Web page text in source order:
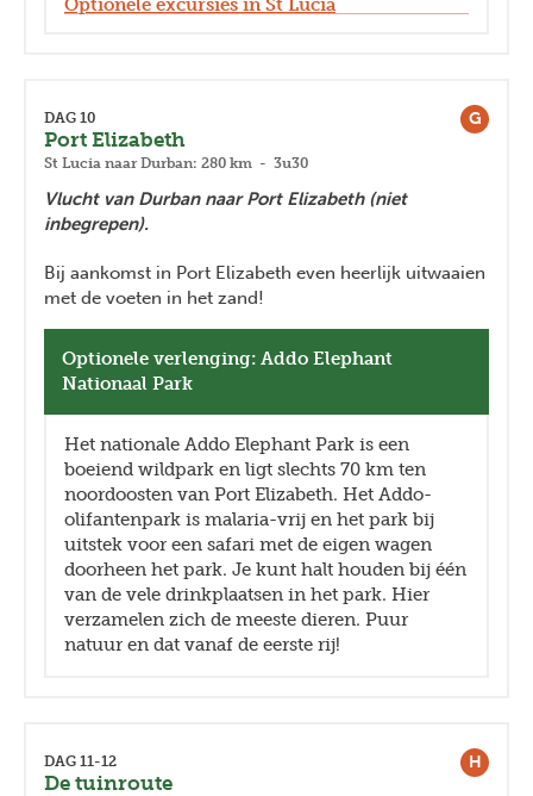
Optionele excursies in St Lucia
G
DAG 10
Port Elizabeth
St Lucia naar Durban: 280 km - 3u30
Vlucht van Durban naar Port Elizabeth (niet
inbegrepen).
Bij aankomst in Port Elizabeth even heerlijk uitwaaien
met de voeten in het zand!
Optionele verlenging: Addo Elephant
Nationaal Park
Het nationale Addo Elephant Park is een
boeiend wildpark en ligt slechts 70 km ten
noordoosten van Port Elizabeth. Het Addo-
olifantenpark is malaria-vrij en het park bij
uitstek voor een safari met de eigen wagen
doorheen het park. Je kunt halt houden bij één
van de vele drinkplaatsen in het park. Hier
verzamelen zich de meeste dieren. Puur
natuur en dat vanaf de eerste rij!
H
DAG 11-12
De tuinroute